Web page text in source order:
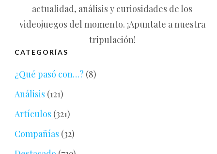
actualidad, análisis y curiosidades de los
videojuegos del momento. ¡Apuntate a nuestra
tripulación!
CATEGORÍAS
¿Qué pasó con…? (8)
Análisis (121)
Artículos (321)
Compañías (32)